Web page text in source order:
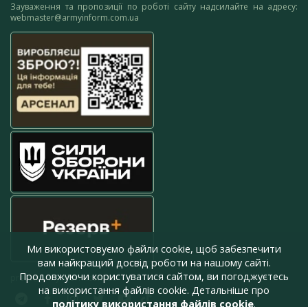
Зауваження та пропозиції по роботі сайту надсилайте на адресу:
webmaster@armyinform.com.ua
press@armyinform.com.ua
Ми використовуємо файли cookie, щоб забезпечити
вам найкращий досвід роботи на нашому сайті.
Продовжуючи користуватися сайтом, ви погоджуєтесь
на використання файлів cookie. Детальніше про
політику використання файлів cookie.